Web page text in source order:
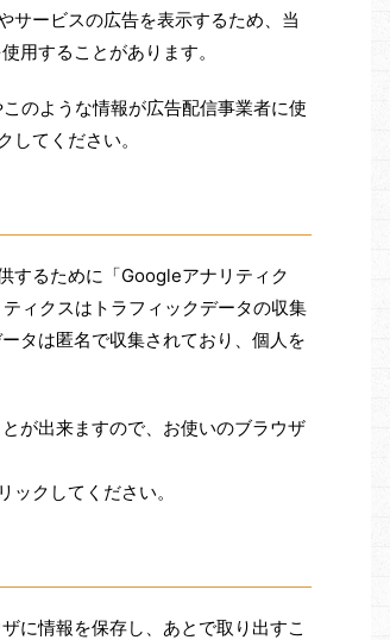
サービスの広告を表示するため、当
用することがあります。
のような情報が広告配信事業者に使
してください。
するために「Googleアナリティク
ィクスはトラフィックデータの収集
タは匿名で収集されており、個人を
が出来ますので、お使いのブラウザ
ックしてください。
に情報を保存し、あとで取り出すこ